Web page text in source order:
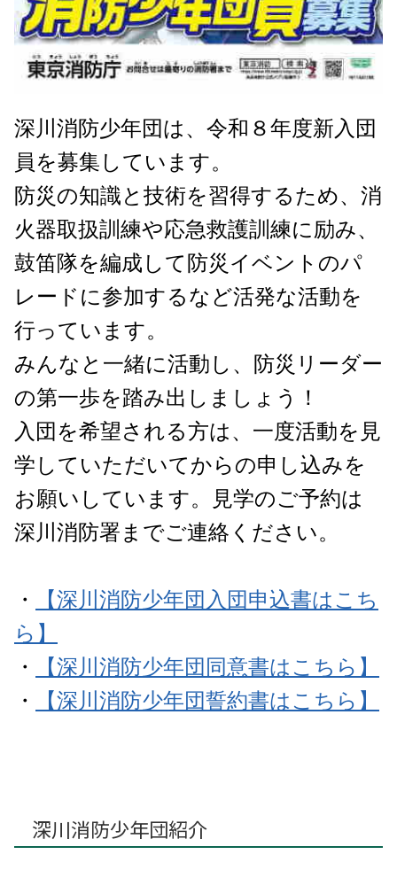
深川消防少年団は、令和８年度新入団
員を募集しています。
防災の知識と技術を習得するため、消
火器取扱訓練や応急救護訓練に励み、
鼓笛隊を編成して防災イベントのパ
レードに参加するなど活発な活動を
行っています。
みんなと一緒に活動し、防災リーダー
の第一歩を踏み出しましょう！
入団を希望される方は、一度活動を見
学していただいてからの申し込みを
お願いしています。見学のご予約は
深川消防署までご連絡ください。
・
【深川消防少年団入団申込書はこち
ら】
・
【深川消防少年団同意書はこちら】
・
【深川消防少年団誓約書はこちら】
深川消防少年団紹介